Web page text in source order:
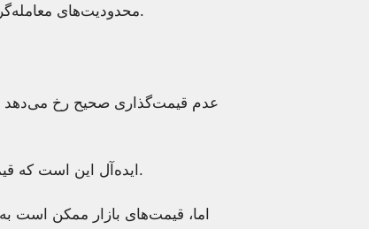
محدودیت‌های معامله‌گری و انحراف انتخابی. عدم تعیین قیمت در فهرست ابتدایی قرار دارد.
عدم قیمت‌گذاری صحیح رخ می‌دهد
ایده‌آل این است که قیمت بازار یک امنیت بازتاب ارزش حالی جریان نقدینگی آینده آن باشد.
اما، قیمت‌های بازار ممکن است